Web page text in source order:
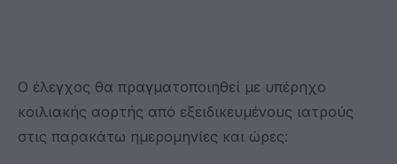
Ο έλεγχος θα πραγματοποιηθεί με υπέρηχο
κοιλιακής αορτής από εξειδικευμένους ιατρούς
στις παρακάτω ημερομηνίες και ώρες: